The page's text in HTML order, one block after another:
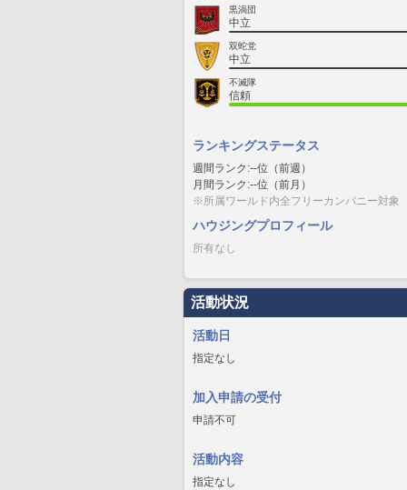
黒渦団
中立
双蛇党
中立
不滅隊
信頼
ランキングステータス
週間ランク:--位（前週）
月間ランク:--位（前月）
※所属ワールド内全フリーカンパニー対象
ハウジングプロフィール
所有なし
活動状況
活動日
指定なし
加入申請の受付
申請不可
活動内容
指定なし